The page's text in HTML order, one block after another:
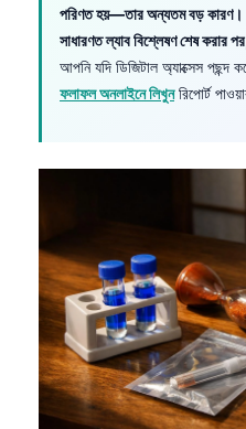
পরিণত হয়—তার অন্যতম বড় কারণ।
সাধারণত ল্যাব বিশ্লেষণ শেষ করার পর
আপনি যদি ডিজিটাল অ্যাক্সেস পছন্দ
ফলাফল অনলাইনে লিখুনরিপোর্ট